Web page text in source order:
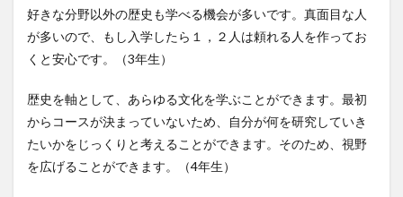
好きな分野以外の歴史も学べる機会が多いです。真面目な人
が多いので、もし入学したら１，２人は頼れる人を作ってお
くと安心です。（3年生）
歴史を軸として、あらゆる文化を学ぶことができます。最初
からコースが決まっていないため、自分が何を研究していき
たいかをじっくりと考えることができます。そのため、視野
を広げることができます。（4年生）